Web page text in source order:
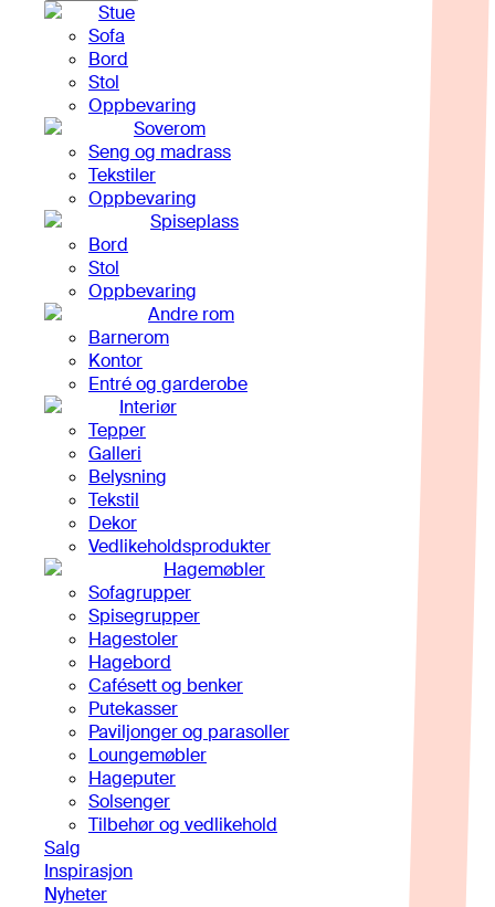
Stue
Sofa
Bord
Stol
Oppbevaring
Soverom
Seng og madrass
Tekstiler
Oppbevaring
Spiseplass
Bord
Stol
Oppbevaring
Andre rom
Barnerom
Kontor
Entré og garderobe
Interiør
Tepper
Galleri
Belysning
Tekstil
Dekor
Vedlikeholdsprodukter
Hagemøbler
Sofagrupper
Spisegrupper
Hagestoler
Hagebord
Cafésett og benker
Putekasser
Paviljonger og parasoller
Loungemøbler
Hageputer
Solsenger
Tilbehør og vedlikehold
Salg
Inspirasjon
Nyheter